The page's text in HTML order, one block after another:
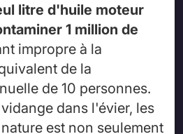
litre d'huile moteur
1 million de
impropre à la
de la
de 10 personnes.
dans l'évier, les
est non seulement